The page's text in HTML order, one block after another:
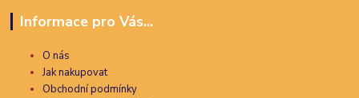
Informace pro Vás...
O nás
Jak nakupovat
Obchodní podmínky